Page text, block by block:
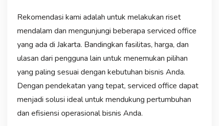
Rekomendasi kami adalah untuk melakukan riset
mendalam dan mengunjungi beberapa serviced office
yang ada di Jakarta. Bandingkan fasilitas, harga, dan
ulasan dari pengguna lain untuk menemukan pilihan
yang paling sesuai dengan kebutuhan bisnis Anda.
Dengan pendekatan yang tepat, serviced office dapat
menjadi solusi ideal untuk mendukung pertumbuhan
dan efisiensi operasional bisnis Anda.